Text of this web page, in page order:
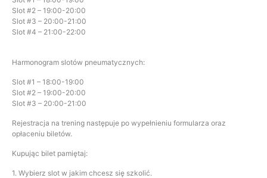
Slot #2 – 19:00-20:00
Slot #3 – 20:00-21:00
Slot #4 – 21:00-22:00
Harmonogram slotów pneumatycznych:
Slot #1 – 18:00-19:00
Slot #2 – 19:00-20:00
Slot #3 – 20:00-21:00
Rejestracja na trening następuje po wypełnieniu formularza oraz
opłaceniu biletów.
Kupując bilet pamiętaj:
1. Wybierz slot w jakim chcesz się szkolić.